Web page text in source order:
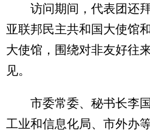
访问期间，代表团还拜
亚联邦民主共和国大使馆
大使馆，围绕对非友好往
见。
市委常委、秘书长李国
工业和信息化局、市外办